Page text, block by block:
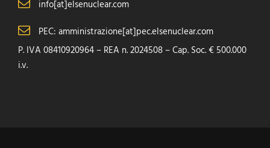
info[at]elsenuclear.com
PEC: amministrazione[at]pec.elsenuclear.com
P. IVA 08410920964 – REA n. 2024508 – Cap. Soc. € 500.000
i.v.